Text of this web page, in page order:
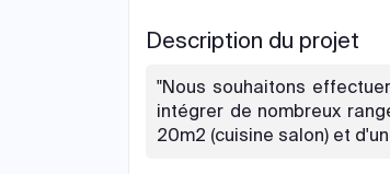
Description du projet
"Nous souhaitons
intégrer de nombreux
20m2 (cuisine salon) et